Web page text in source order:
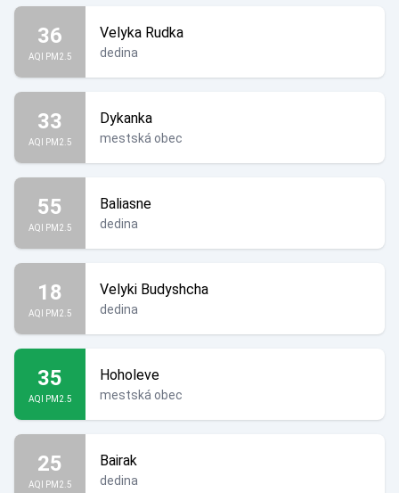
36
AQI PM2.5
Velyka Rudka
dedina
33
AQI PM2.5
Dykanka
mestská obec
55
AQI PM2.5
Baliasne
dedina
18
AQI PM2.5
Velyki Budyshcha
dedina
35
AQI PM2.5
Hoholeve
mestská obec
25
AQI PM2.5
Bairak
dedina